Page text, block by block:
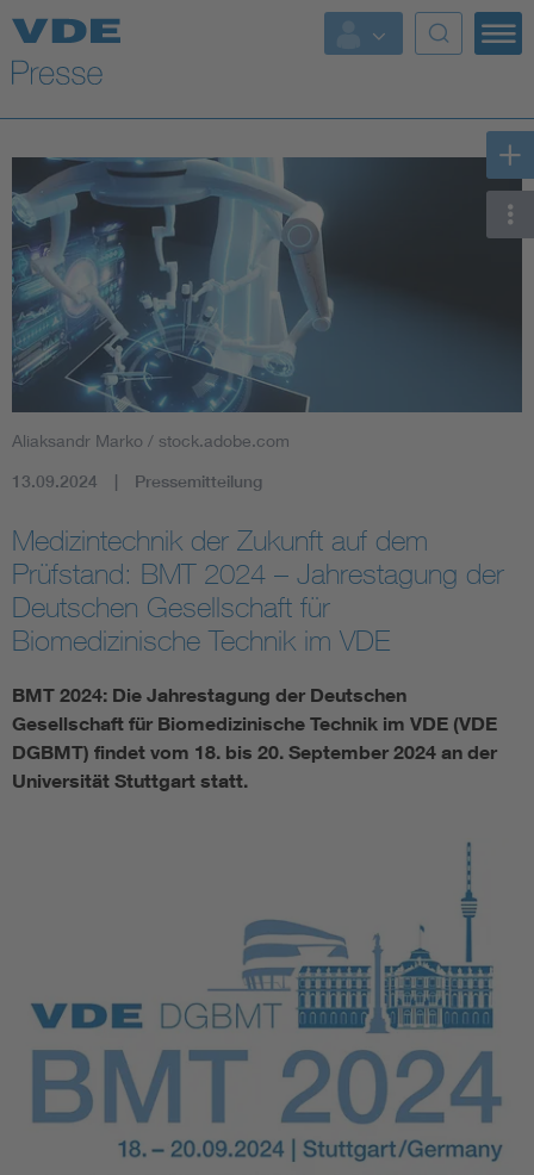
Top Themen
Fokusthemen
Energy
AI & Digital Trust
Health
Mobility
Assisted Living
Electromobility
Energy efficiency
Energy storage
Aliaksandr Marko / stock.adobe.com
13.09.2024 Pressemitteilung
Medizintechnik der Zukunft auf dem
Prüfstand: BMT 2024 – Jahrestagung der
Deutschen Gesellschaft für
Biomedizinische Technik im VDE
BMT 2024: Die Jahrestagung der Deutschen
Gesellschaft für Biomedizinische Technik im VDE (VDE
DGBMT) findet vom 18. bis 20. September 2024 an der
Universität Stuttgart statt.